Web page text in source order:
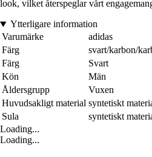
look, vilket återspeglar vårt
Ytterligare information
Varumärke
adidas
Färg
svart/karbon/
Färg
Svart
Kön
Män
Åldersgrupp
Vuxen
Huvudsakligt material syntetiskt
Sula
syntetiskt
Loading...
Loading...